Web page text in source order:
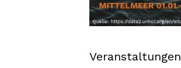
Veranstaltungen